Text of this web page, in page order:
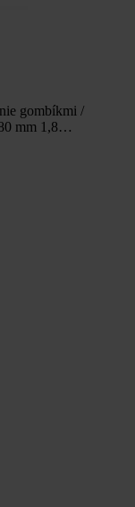
gombíkmi /
mm 1,8…